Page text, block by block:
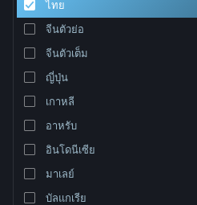
ฝ่ายสนับสนุน
เปลี่ยนภาษา
รับแอป Steam แบบพกพา
ชมเว็บไซต์สำหรับเดสก์ท็อป
ไทย
จีนตัวย่อ
จีนตัวเต็ม
ญี่ปุ่น
เกาหลี
อาหรับ
อินโดนีเซีย
มาเลย์
บัลแกเรีย
0 ผลลัพธ์ตรงกับที่คุณค้นหา 3 ผลิตภัณฑ์ได้ถู
แต่งของคุณ